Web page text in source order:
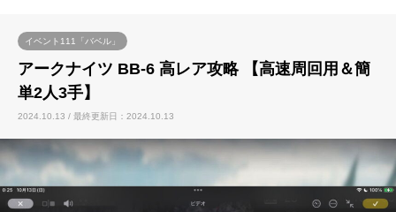
イベント111「バベル」
アークナイツ BB-6 高レア攻略 【高速周回用＆簡
単2人3手】
2024.10.13 / 最終更新日：2024.10.13